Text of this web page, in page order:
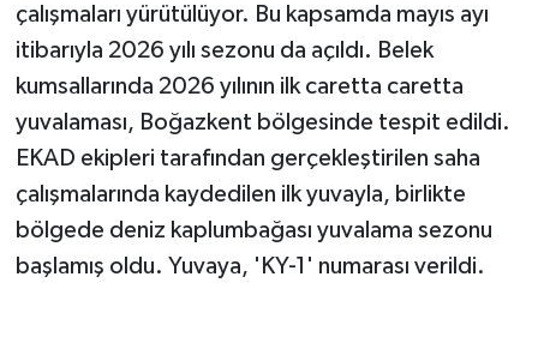
çalışmaları yürütülüyor. Bu kapsamda mayıs ayı
itibarıyla 2026 yılı sezonu da açıldı. Belek
kumsallarında 2026 yılının ilk caretta caretta
yuvalaması, Boğazkent bölgesinde tespit edildi.
EKAD ekipleri tarafından gerçekleştirilen saha
çalışmalarında kaydedilen ilk yuvayla, birlikte
bölgede deniz kaplumbağası yuvalama sezonu
başlamış oldu. Yuvaya, 'KY-1' numarası verildi.